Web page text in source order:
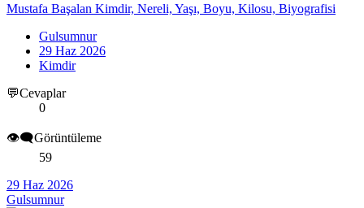
Mustafa Başalan Kimdir, Nereli, Yaşı, Boyu, Kilosu, Biyografisi
Gulsumnur
29 Haz 2026
Kimdir
💬Cevaplar
0
👁️‍🗨️Görüntüleme
59
29 Haz 2026
Gulsumnur